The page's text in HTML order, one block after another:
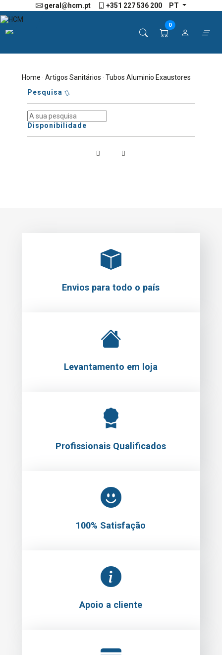
geral@hcm.pt +351 227 536 200 PT
0
Home ·Artigos Sanitários · Tubos Aluminio Exaustores
Pesquisa
Disponibilidade
Envios para todo o país
Levantamento em loja
Profissionais Qualificados
100% Satisfação
Apoio a cliente